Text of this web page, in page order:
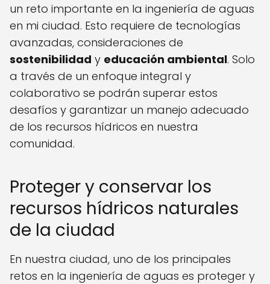
un reto importante en la ingeniería de aguas
en mi ciudad. Esto requiere de tecnologías
avanzadas, consideraciones de
sostenibilidad y educación ambiental. Solo
a través de un enfoque integral y
colaborativo se podrán superar estos
desafíos y garantizar un manejo adecuado
de los recursos hídricos en nuestra
comunidad.
Proteger y conservar los
recursos hídricos naturales
de la ciudad
En nuestra ciudad, uno de los principales
retos en la ingeniería de aguas es proteger y